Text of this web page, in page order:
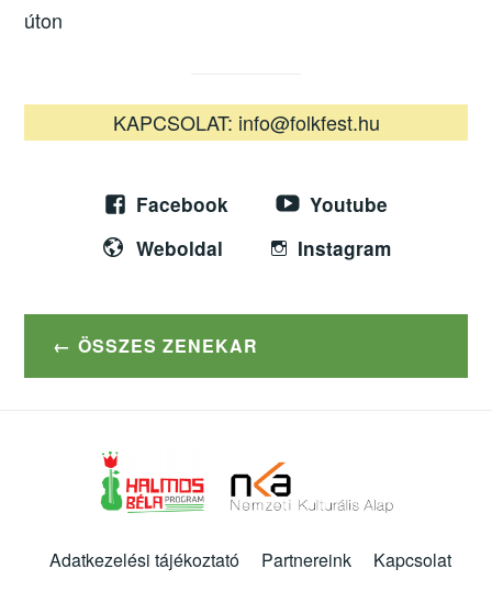
úton
KAPCSOLAT: info@folkfest.hu
Facebook
Youtube
Weboldal
Instagram
ÖSSZES ZENEKAR
Adatkezelési tájékoztató Partnereink Kapcsolat